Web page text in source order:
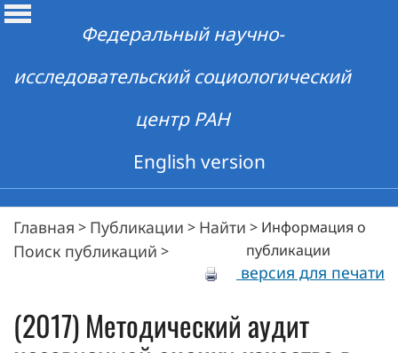
Федеральный научно-
исследовательский социологический
центр РАН
English version
Главная > Публикации > Найти >
Поиск публикаций >
Информация о
публикации
версия для печати
(2017) Методический аудит